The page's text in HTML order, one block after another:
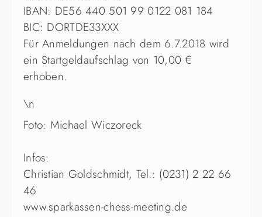
IBAN: DE56 440 501 99 0122 081 184
BIC: DORTDE33XXX
Für Anmeldungen nach dem 6.7.2018 wird
ein Startgeldaufschlag von 10,00 €
erhoben.
\n
Foto: Michael Wiczoreck
Infos:
Christian Goldschmidt, Tel.: (0231) 2 22 66
46
www.sparkassen-chess-meeting.de